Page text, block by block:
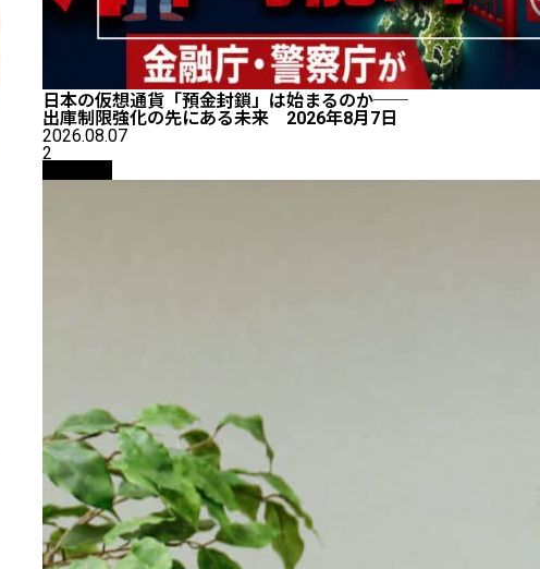
日本の仮想通貨「預金封鎖」は始まるのか──
出庫制限強化の先にある未来 2026年8月7日
2026.08.07
2